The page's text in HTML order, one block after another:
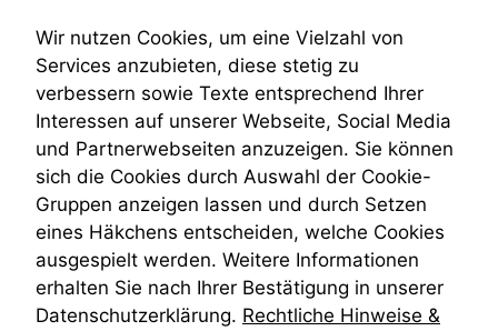
Teilungsklage
Venezuela
VRK
Wiederherstellungsanordnung
Zivilprozessordnung
ZPO
Zustellfiktion
Zuständigkeit
Öffentliches Personalrecht
Öffentlichkeitsprinzip
Wir nutzen Cookies, um eine Vielzahl von
Services anzubieten, diese stetig zu
verbessern sowie Texte entsprechend Ihrer
Interessen auf unserer Webseite, Social Media
und Partnerwebseiten anzuzeigen. Sie können
sich die Cookies durch Auswahl der Cookie-
Gruppen anzeigen lassen und durch Setzen
eines Häkchens entscheiden, welche Cookies
ausgespielt werden. Weitere Informationen
erhalten Sie nach Ihrer Bestätigung in unserer
Datenschutzerklärung. Rechtliche Hinweise &
werden kann.
Statistiken
Um unsere
Website zu
verbessern,
zeichnen
wir
anonyme
statistische
Daten auf.